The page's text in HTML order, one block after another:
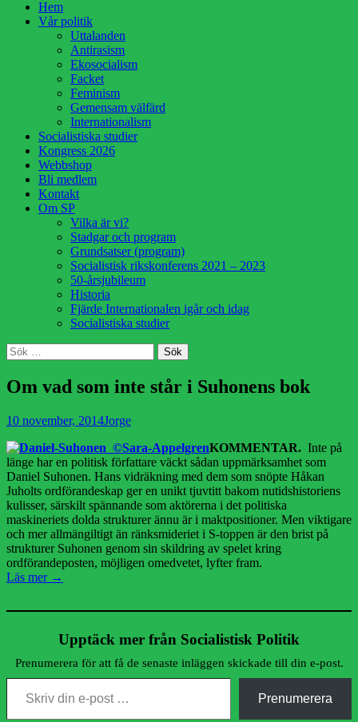
HoppaHem
Vår politik
Uttalanden
Antirasism
Ekosocialism
Facket
Feminism
Gemensam välfärd
Internationalism
Socialistiska studier
Kongress 2026
Webbshop
Bli medlem
Kontakt
Om SP
Vilka är vi?
Stadgar och program
Grundsatser (program)
Socialistisk rikskonferens 2021 – 2023
50-årsjubileum
Historia
Fjärde Internationalen igår och idag
Socialistiska studier
Sök
Sök
efter:
Om vad som inte står i Suhonens bok
Publicerad
10 november, 2014Författare
Jorge
KOMMENTAR. Inte på
länge har en politisk författare väckt sådan uppmärksamhet som
Daniel Suhonen. Hans vidräkning med dem som snöpte Håkan
Juholts ordförandeskap ger en unikt tjuvtitt bakom nutidshistoriens
kulisser, särskilt spännande som aktörerna i det politiska
maskineriets dolda strukturer ännu är i maktpositioner. Men viktigare
och mer allmängiltigt än ränksmideriet i S-toppen är den brist på
strukturer Suhonen genom sin skildring av spelet kring
ordförandeposten, möjligen omedvetet, lyfter fram.
Läs mer →
Upptäck mer från Socialistisk Politik
Prenumerera för att få de senaste inläggen skickade till din e-post.
Skriv din e-post …
Prenumerera